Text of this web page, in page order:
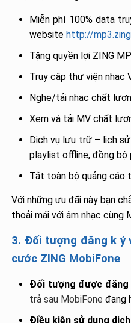
Miễn phí 100% data
websitehttp://
Tặng quyền lợi ZING
Truy cập thư viện nhạc
Nghe/tải nhạc chất
Xem và tải MV chất
Dịch vụ lưu trữ – lịch
playlist offline, đồng bộ
Tắt toàn bộ quảng cáo
Với những ưu đãi này bạn
thoải mái với âm nhạc cùng
3. Đối tượng đăng k ý
cước ZING MobiFone
Đối tượng được đăng
trả sau MobiFone đang
Điều kiện sử dụng